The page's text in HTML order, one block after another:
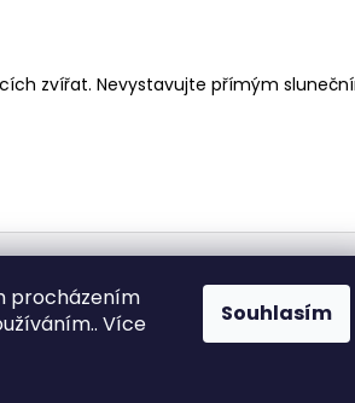
procházením
Více
Souhlasím
zvířat. Nevystavujte přímým